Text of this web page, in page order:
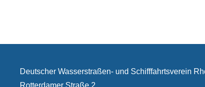
Deutscher Wasserstraßen- und Schifffahrtsverein
Rotterdamer Straße 2